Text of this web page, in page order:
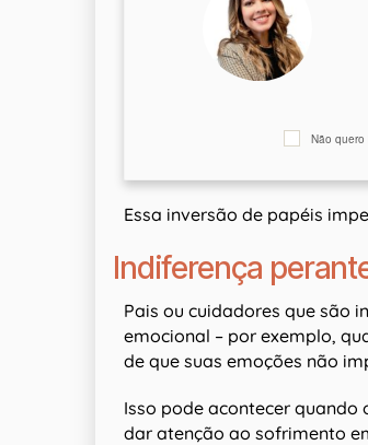
Não quero
Essa inversão de papéis
Indiferença
Pais ou cuidadores que são
emocional – por exemplo,
de que suas emoções não
Isso pode acontecer quando
dar atenção ao sofrimento